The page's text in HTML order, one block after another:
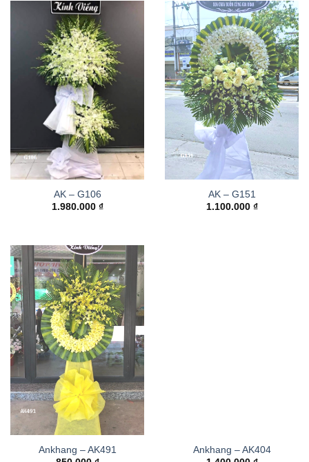
AK – G106
1.980.000 ₫
AK – G151
1.100.000 ₫
Ankhang – AK491
Ankhang – AK404